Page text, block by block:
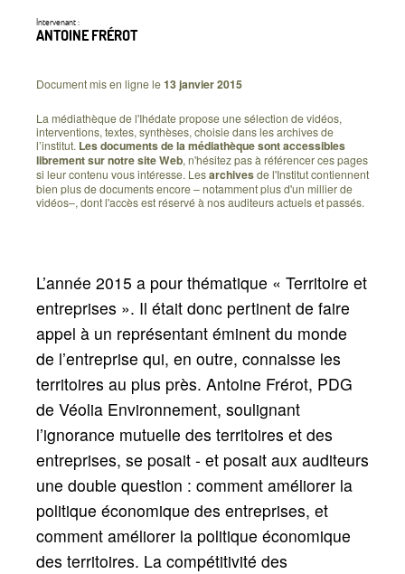
Intervenant :
ANTOINE FRÉROT
Document mis en ligne le13 janvier 2015
La médiathèque de l'Ihédate propose une sélection de vidéos,
interventions, textes, synthèses, choisie dans les archives de
l’institut. Les documents de la médiathèque sont accessibles
librement sur notre site Web, n'hésitez pas à référencer ces pages
si leur contenu vous intéresse. Lesarchivesde l'Institut contiennent
bien plus de documents encore – notamment plus d'un millier de
vidéos–, dont l'accès est réservé à nos auditeurs actuels et passés.
L’année 2015 a pour thématique « Territoire et
entreprises ». Il était donc pertinent de faire
appel à un représentant éminent du monde
de l’entreprise qui, en outre, connaisse les
territoires au plus près. Antoine Frérot, PDG
de Véolia Environnement, soulignant
l’ignorance mutuelle des territoires et des
entreprises, se posait - et posait aux auditeurs
une double question : comment améliorer la
politique économique des entreprises, et
comment améliorer la politique économique
des territoires. La compétitivité des